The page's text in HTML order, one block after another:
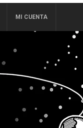
MI CUENTA